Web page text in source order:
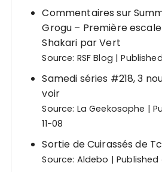
Commentaires sur
Grogu – Première
Shakari par Vert
Source: RSF Blog
Samedi séries #218, 3
voir
Source: La Geekosophe
11-08
Sortie de Cuirassés de
Source: Aldebo Published